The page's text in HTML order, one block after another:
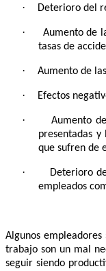
· Deterioro del
·
Aumento de
tasas de
· Aumento de
· Efectos
·
Aumento
presentadas
que sufren de
·
Deterioro
empleados
Algunos empleadores
trabajo son un mal
seguir siendo